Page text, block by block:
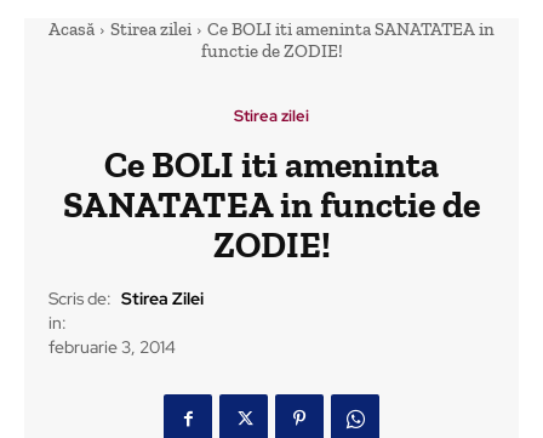
Acasă Stirea zilei
Ce BOLI iti ameninta SANATATEA in
functie de ZODIE!
Stirea zilei
Ce BOLI iti ameninta
SANATATEA in functie de
ZODIE!
Scris de: Stirea Zilei
in:
februarie 3, 2014